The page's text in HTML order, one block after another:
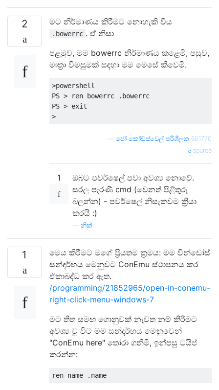
2 මට නිර්මාණය කිරීමට නොහැකි විය
.bowerrc . ඒ නිසා
පළමුව, මම bowerrc නිර්මාණය කළෙමි, පසුව,
මාත්‍රා විමසුමක් සඳහා මම මෙසේ කීවෙමි.
>powershell
PS > ren bowerrc .bowerrc
PS > exit
ජෝ කෝඩ්ස්වෙල් පරිශීලක 601770
source
1
ඔබට පවර්ෂෙල් පවා අවශ්‍ය නොවේ.
සරල පැරණි cmd (වෙනත් පිළිතුරු
බලන්න) - පවර්ෂෙල් නිසැකවම ක්‍රියා
කරයි :)
නික්
1
මෙය කිරීමට මගේ ප්‍රියතම ක්‍රමය: මම වින්ඩෝස්
සන්දර්භය මෙනුවට ConEmu ස්ථාපනය කර
ඒකාබද්ධ කර ඇත.
/programming/21852965/open-in-conemu-
right-click-menu-windows-7
මට තිත සමඟ ගොනුවක් නැවත නම් කිරීමට
අවශ්‍ය වූ විට මම සන්දර්භය මෙනුවෙන්
"ConEmu here" තෝරා ගනිමි, ඉන්පසු ටයිප්
කරන්න: